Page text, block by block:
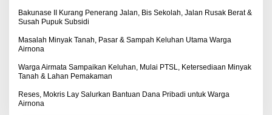
Bakunase II Kurang Penerang Jalan, Bis Sekolah, Jalan Rusak Berat &
Susah Pupuk Subsidi
Masalah Minyak Tanah, Pasar & Sampah Keluhan Utama Warga
Airnona
Warga Airmata Sampaikan Keluhan, Mulai PTSL, Ketersediaan Minyak
Tanah & Lahan Pemakaman
Reses, Mokris Lay Salurkan Bantuan Dana Pribadi untuk Warga
Airnona